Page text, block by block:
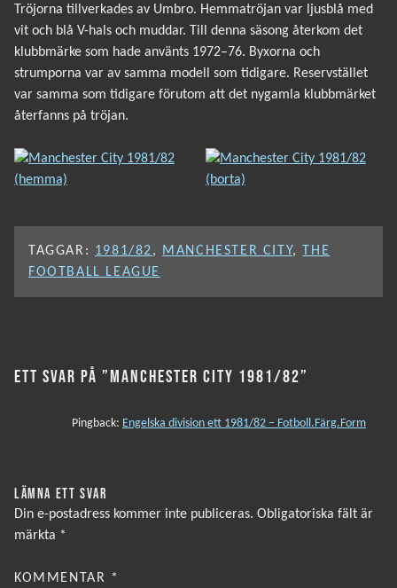
Tröjorna tillverkades av Umbro. Hemmatröjan var ljusblå med
vit och blå V-hals och muddar. Till denna säsong återkom det
klubbmärke som hade använts 1972–76. Byxorna och
strumporna var av samma modell som tidigare. Reservstället
var samma som tidigare förutom att det nygamla klubbmärket
återfanns på tröjan.
TAGGAR: 1981/82, MANCHESTER CITY,
THE
FOOTBALL LEAGUE
ETT SVAR PÅ ”MANCHESTER CITY 1981/82”
Pingback: Engelska division ett 1981/82 – Fotboll.Färg.Form
LÄMNA ETT SVAR
Din e-postadress kommer inte publiceras. Obligatoriska fält är
märkta *
KOMMENTAR *